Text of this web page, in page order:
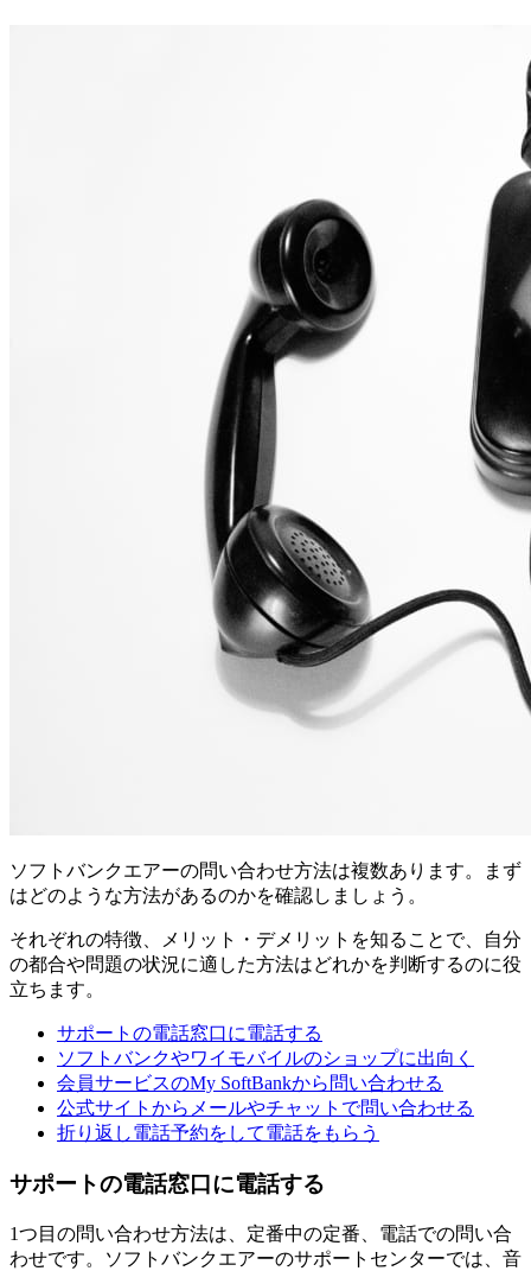
ソフトバンクエアーの問い合わせ方法は複数あります。まず
はどのような方法があるのかを確認しましょう。
それぞれの特徴、メリット・デメリットを知ることで、自分
の都合や問題の状況に適した方法はどれかを判断するのに役
立ちます。
サポートの電話窓口に電話する
ソフトバンクやワイモバイルのショップに出向く
会員サービスのMy SoftBankから問い合わせる
公式サイトからメールやチャットで問い合わせる
折り返し電話予約をして電話をもらう
サポートの電話窓口に電話する
1つ目の問い合わせ方法は、定番中の定番、電話での問い合
わせです。ソフトバンクエアーのサポートセンターでは、音